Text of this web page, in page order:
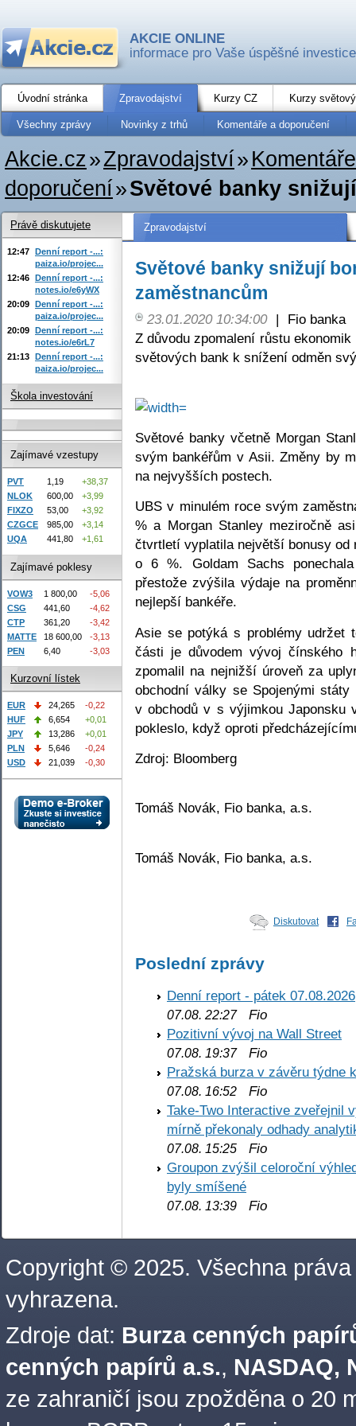
AKCIE ONLINE
informace pro Vaše úspěšné investice
Úvodní stránka Zpravodajství Kurzy CZ Kurzy
Všechny zprávy Novinky z trhů Komentáře a doporučení
Akcie.cz»Zpravodajství»
doporučení»Světové banky
Zpravodajství
Světové banky snižují
zaměstnancům
23.01.2020 10:34:00 |
Fio banka
Z důvodu zpomalení růstu
světových bank k snížení odměn
Světové banky včetně Morgan
svým bankéřům v Asii. Změny by
na nejvyšších postech.
UBS v minulém roce svým
% a Morgan Stanley meziročně
čtvrtletí vyplatila největší bonusy od
o 6 %. Goldam Sachs
přestože zvýšila výdaje na
nejlepší bankéře.
Asie se potýká s problémy udržet
části je důvodem vývoj čínského
zpomalil na nejnižší úroveň za
obchodní války se Spojenými
v obchodů v s výjimkou
pokleslo, když oproti
Zdroj: Bloomberg
Tomáš Novák, Fio banka, a.s.
Tomáš Novák, Fio banka, a.s.
Diskutovat
Poslední zprávy
Denní report - pátek 07.08.2026
07.08. 22:27Fio
Pozitivní vývoj na Wall Street
07.08. 19:37Fio
Pražská burza v závěru týdne
07.08. 16:52 Fio
Take-Two Interactive zveřejnil
mírně překonaly odhady
07.08. 15:25 Fio
Groupon zvýšil celoroční
byly smíšené
07.08. 13:39 Fio
Právě diskutujete
12:47 Denní report -...:
paiza.io/projec...
12:46 Denní report -...:
notes.io/e6yWX
20:09 Denní report -...:
paiza.io/projec...
20:09 Denní report -...:
notes.io/e6rL7
21:13 Denní report -...:
paiza.io/projec...
Škola investování
Zajímavé vzestupy
PVT 1,19
+38,37
NLOK
600,00
+3,99
FIXZO
53,00
+3,92
CZGCE
985,00
+3,14
UQA
441,80 +1,61
Zajímavé poklesy
VOW3 1 800,00
-5,06
CSG
441,60
-4,62
CTP
361,20
-3,42
MATTE
18 600,00
-3,13
PEN
6,40 -3,03
Kurzovní lístek
EUR 24,265
-0,22
HUF
6,654
+0,01
JPY
13,286
+0,01
PLN
5,646
-0,24
USD
21,039 -0,30
Copyright © 2025. Všechna práva
vyhrazena.
Zdroje dat: Burza cenných
cenných papírů a.s., NASDAQ,
ze zahraničí jsou zpožděna o 20